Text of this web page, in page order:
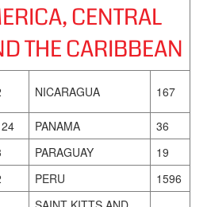
CENTRAL
THE CARIBBEAN
NICARAGUA 167
PANAMA
36
PARAGUAY
19
PERU 1596